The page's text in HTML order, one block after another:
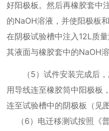
好阳极板。然后再橡胶套中
的NaOH溶液，并使阳极板
在阴极试验槽中注入 12L质
其液面与橡胶套中的NaOH
（5）试件安装完成后
用导线连至橡胶筒中阳极板
连至试验槽中的阴极板（见
（6）电迁移测试按照《